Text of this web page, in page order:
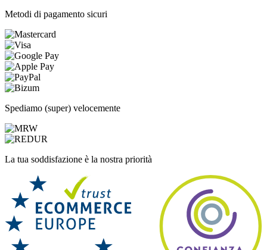
Metodi di pagamento sicuri
Spediamo (super) velocemente
La tua soddisfazione è la nostra priorità